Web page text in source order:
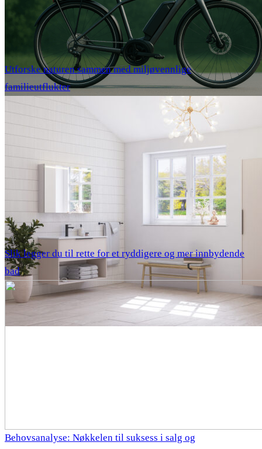
Utforske naturen sammen med miljøvennlige
familieutflukter
Slik legger du til rette for et ryddigere og mer innbydende
bad
Behovsanalyse: Nøkkelen til suksess i salg og